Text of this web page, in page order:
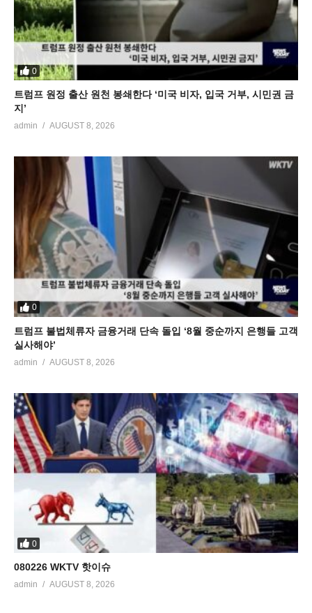
0
트럼프 원정 출산 원천 봉쇄한다 ‘미국 비자, 입국 거부, 시민권 금
지’
admin AUGUST 8, 2026
0
트럼프 불법체류자 금융거래 단속 돌입 ‘8월 중순까지 은행들 고객
실사해야’
admin AUGUST 8, 2026
0
080226 WKTV 핫이슈
admin AUGUST 8, 2026